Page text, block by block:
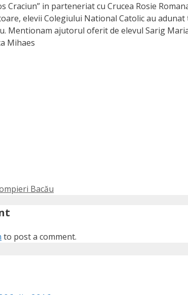
Craciun” in parteneriat cu Crucea Rosie
elevii Colegiului National Catolic au
Mentionam ajutorul oferit de elevul Sarig
Mihaes
Bacău
to post a comment.